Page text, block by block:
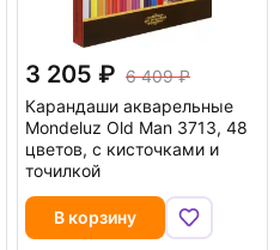
3 205
6 409
Карандаши акварельные
Mondeluz Old Man 3713, 48
цветов, с кисточками и
точилкой
В корзину